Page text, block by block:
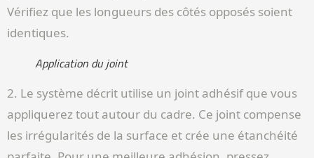
Vérifiez que les longueurs des côtés opposés soient
identiques.
Application du joint
2. Le système décrit utilise un joint adhésif que vous
appliquerez tout autour du cadre. Ce joint compense
les irrégularités de la surface et crée une étanchéité